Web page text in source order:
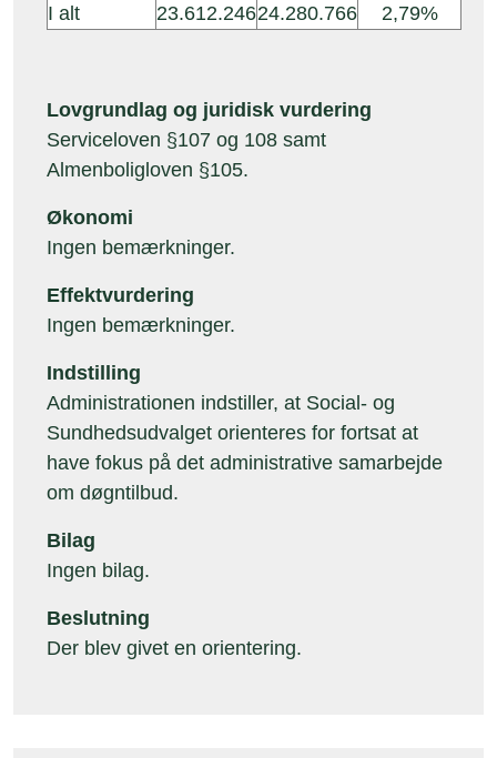
I alt 23.612.24624.280.766 2,79%
Lovgrundlag og juridisk vurdering
Serviceloven §107 og 108 samt
Almenboligloven §105.
Økonomi
Ingen bemærkninger.
Effektvurdering
Ingen bemærkninger.
Indstilling
Administrationen indstiller, at Social- og
Sundhedsudvalget orienteres for fortsat at
have fokus på det administrative samarbejde
om døgntilbud.
Bilag
Ingen bilag.
Beslutning
Der blev givet en orientering.